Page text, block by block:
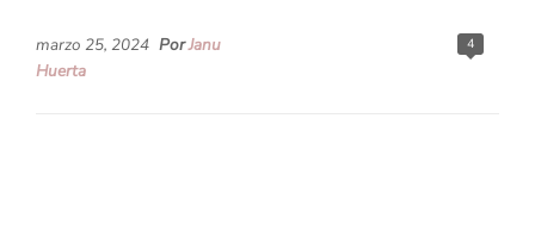
4
marzo 25, 2024 PorJanu
Huerta